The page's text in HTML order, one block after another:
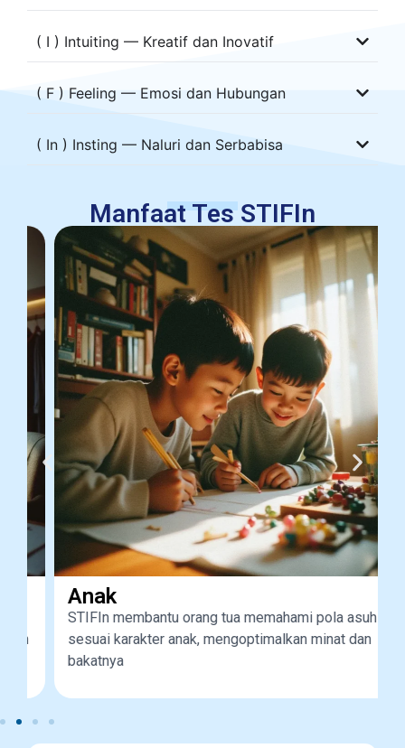
( I ) Intuiting — Kreatif dan Inovatif
( F ) Feeling — Emosi dan Hubungan
( In ) Insting — Naluri dan Serbabisa
Manfaat Tes STIFIn
Anak
STIFIn membantu orang tua memahami pola asuh
sesuai karakter anak, mengoptimalkan minat dan
bakatnya